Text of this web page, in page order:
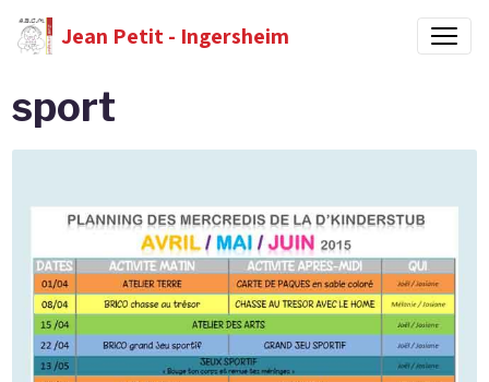
Jean Petit - Ingersheim
sport